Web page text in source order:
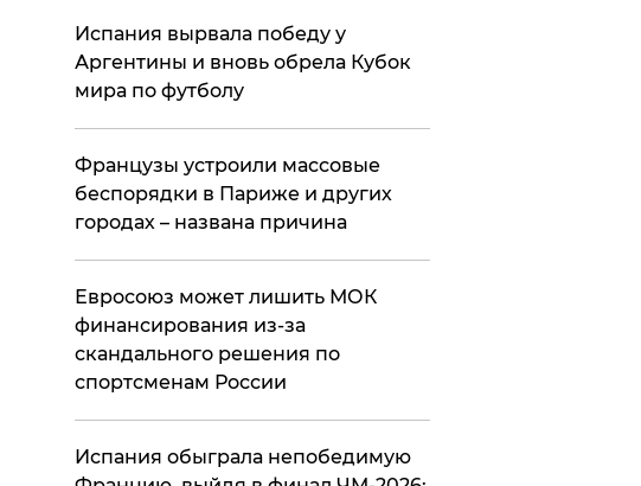
Испания вырвала победу у
Аргентины и вновь обрела Кубок
мира по футболу
Французы устроили массовые
беспорядки в Париже и других
городах – названа причина
Евросоюз может лишить МОК
финансирования из-за
скандального решения по
спортсменам России
Испания обыграла непобедимую